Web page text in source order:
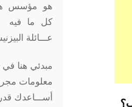
هو
مؤسس
كل ما فيه
عـــائلة
مبدئي هنا في
معلومات
أســـاعدك